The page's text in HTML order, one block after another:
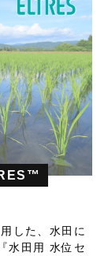
した、水田に
水田用 水位セ